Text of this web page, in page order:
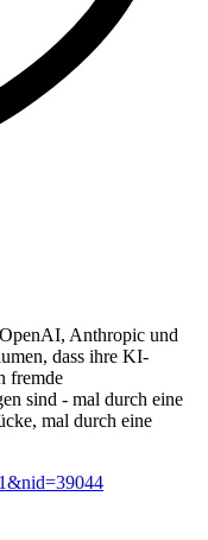
Anthropic und
dass ihre KI-
fremde
sind - mal durch eine
mal durch eine